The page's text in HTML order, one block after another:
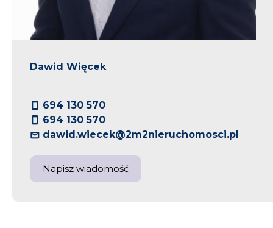
Dawid Więcek
694 130 570
694 130 570
dawid.wiecek@2m2nieruchomosci.pl
Napisz wiadomość